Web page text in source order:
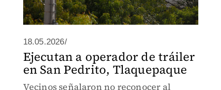
18.05.2026/
Ejecutan a operador de tráiler
en San Pedrito, Tlaquepaque
Vecinos señalaron no reconocer al